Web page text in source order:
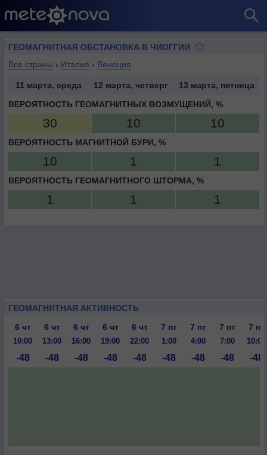
ГЕОМАГНИТНАЯ ОБСТАНОВКА В ЧИОГГИИ
Все страны › Италия › Венеция
11 марта, среда 12 марта, четверг
13 марта, пятница
ВЕРОЯТНОСТЬ ГЕОМАГНИТНЫХ ВОЗМУЩЕНИЙ, %
30 10 10
ВЕРОЯТНОСТЬ МАГНИТНОЙ БУРИ, %
10 1 1
ВЕРОЯТНОСТЬ ГЕОМАГНИТНОГО ШТОРМА, %
1 1 1
ГЕОМАГНИТНАЯ АКТИВНОСТЬ
6 чт
6 чт 6 чт 6 чт 6 чт 7 пт 7 пт 7 пт 7 пт
10:00 13:00 16:00 19:00 22:00 1:00 4:00 7:00 10:00
-48 -48 -48 -48 -48 -48 -48 -48 -48